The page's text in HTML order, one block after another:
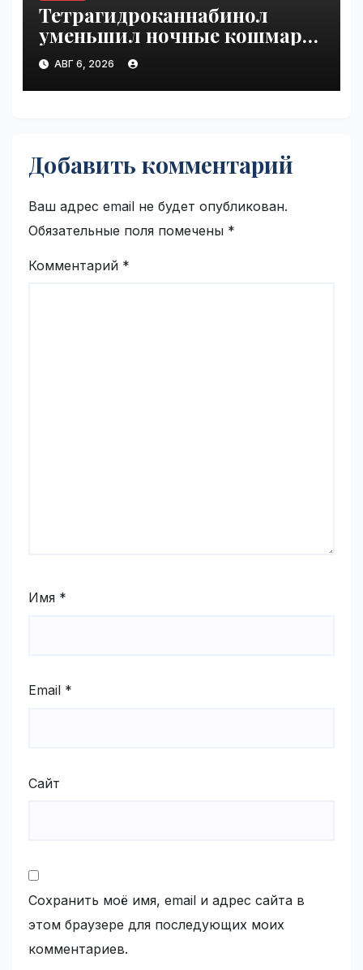
Тетрагидроканнабинол
уменьшил ночные кошмары
при ПТСР | VseTime.ru
АВГ 6, 2026
Добавить комментарий
Ваш адрес email не будет опубликован.
Обязательные поля помечены *
Комментарий *
Имя *
Email *
Сайт
Сохранить моё имя, email и адрес сайта в
этом браузере для последующих моих
комментариев.